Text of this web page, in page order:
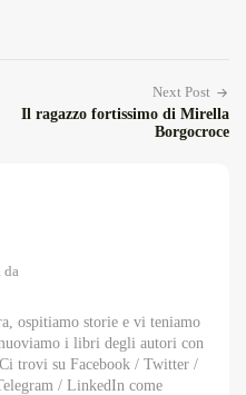
Next Post
Il ragazzo fortissimo di Mirella
Borgocroce
da
ospitiamo storie e vi teniamo
i libri degli autori con
trovi su Facebook / Twitter /
/ LinkedIn come